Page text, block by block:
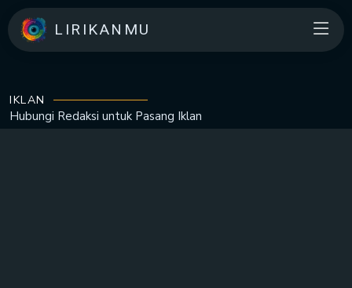
LIRIKANMU
IKLAN
Hubungi Redaksi untuk Pasang Iklan